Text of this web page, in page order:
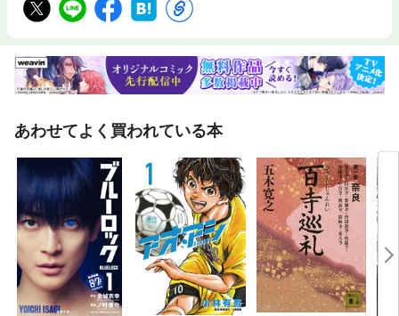
あわせてよく買われている本